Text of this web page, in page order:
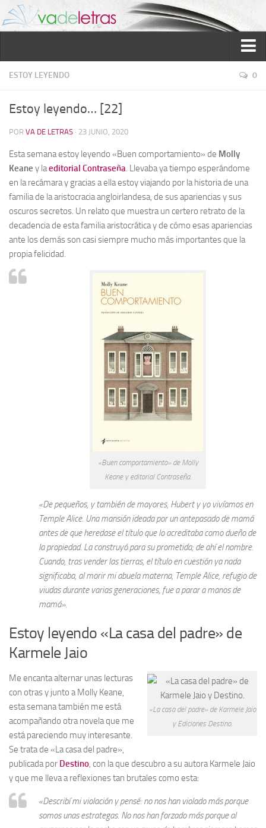
Inicio
Ver reseñas
Política de reseñas
Recomendados
Novela negra
Sobre mí
Colaboran
Contacto
ESTOY LEYENDO 0
Estoy leyendo… [22]
POR VA DE LETRAS · 23 JUNIO, 2020
Esta semana estoy leyendo «Buen comportamiento» de Molly
Keane y laeditorial Contraseña. Llevaba ya tiempo esperándome
en la recámara y gracias a ella estoy viajando por la historia de una
familia de la aristocracia angloirlandesa, de sus apariencias y sus
oscuros secretos. Un relato que muestra un certero retrato de la
decadencia de esta familia aristocrática y de cómo esas apariencias
ante los demás son casi siempre mucho más importantes que la
propia felicidad.
«Buen comportamiento» de Molly
Keane y editorial Contraseña.
«De pequeños, y también de mayores, Hubert y yo vivíamos en
Temple Alice. Una mansión ideada por un antepasado de mamá
antes de que heredase el título que lo acreditaba como dueño de
la propiedad. La construyó para su prometida; de ahí el nombre.
Cuando, tras vender las tierras, el título en cuestión ya nada
significaba, al morir mi abuela materna, Temple Alice, refugio de
viudas durante varias generaciones, fue a parar a manos de
mamá».
Estoy leyendo «La casa del padre» de
Karmele Jaio
«La casa del padre» de Karmele Jaio
y Ediciones Destino.
Me encanta alternar unas lecturas
con otras y junto a Molly Keane,
esta semana también me está
acompañando otra novela que me
está pareciendo muy interesante.
Se trata de «La casa del padre»,
publicada por Destino, con la que descubro a su autora Karmele Jaio
y que me lleva a reflexiones tan brutales como esta:
«Describí mi violación y pensé: no nos han violado más porque
somos unas estrategas. No nos han forzado más porque al